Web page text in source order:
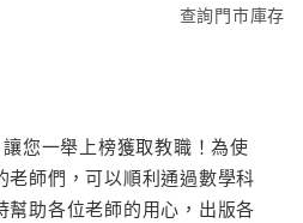
查詢門市庫存
您一舉上榜獲取教職！為使
老師們，可以順利通過數學科
幫助各位老師的用心，出版各